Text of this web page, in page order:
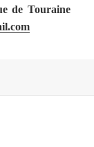
de Touraine